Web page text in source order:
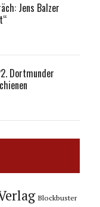
Jens Balzer
Dortmunder
Blockbuster